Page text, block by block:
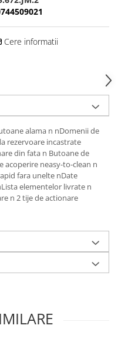
Cere informatii
alama n nDomenii de
rezervoare incastrate
din fata n Butoane de
acoperire neasy-to-clean n
fara unelte nDate
elementelor livrate n
n 2 tije de actionare